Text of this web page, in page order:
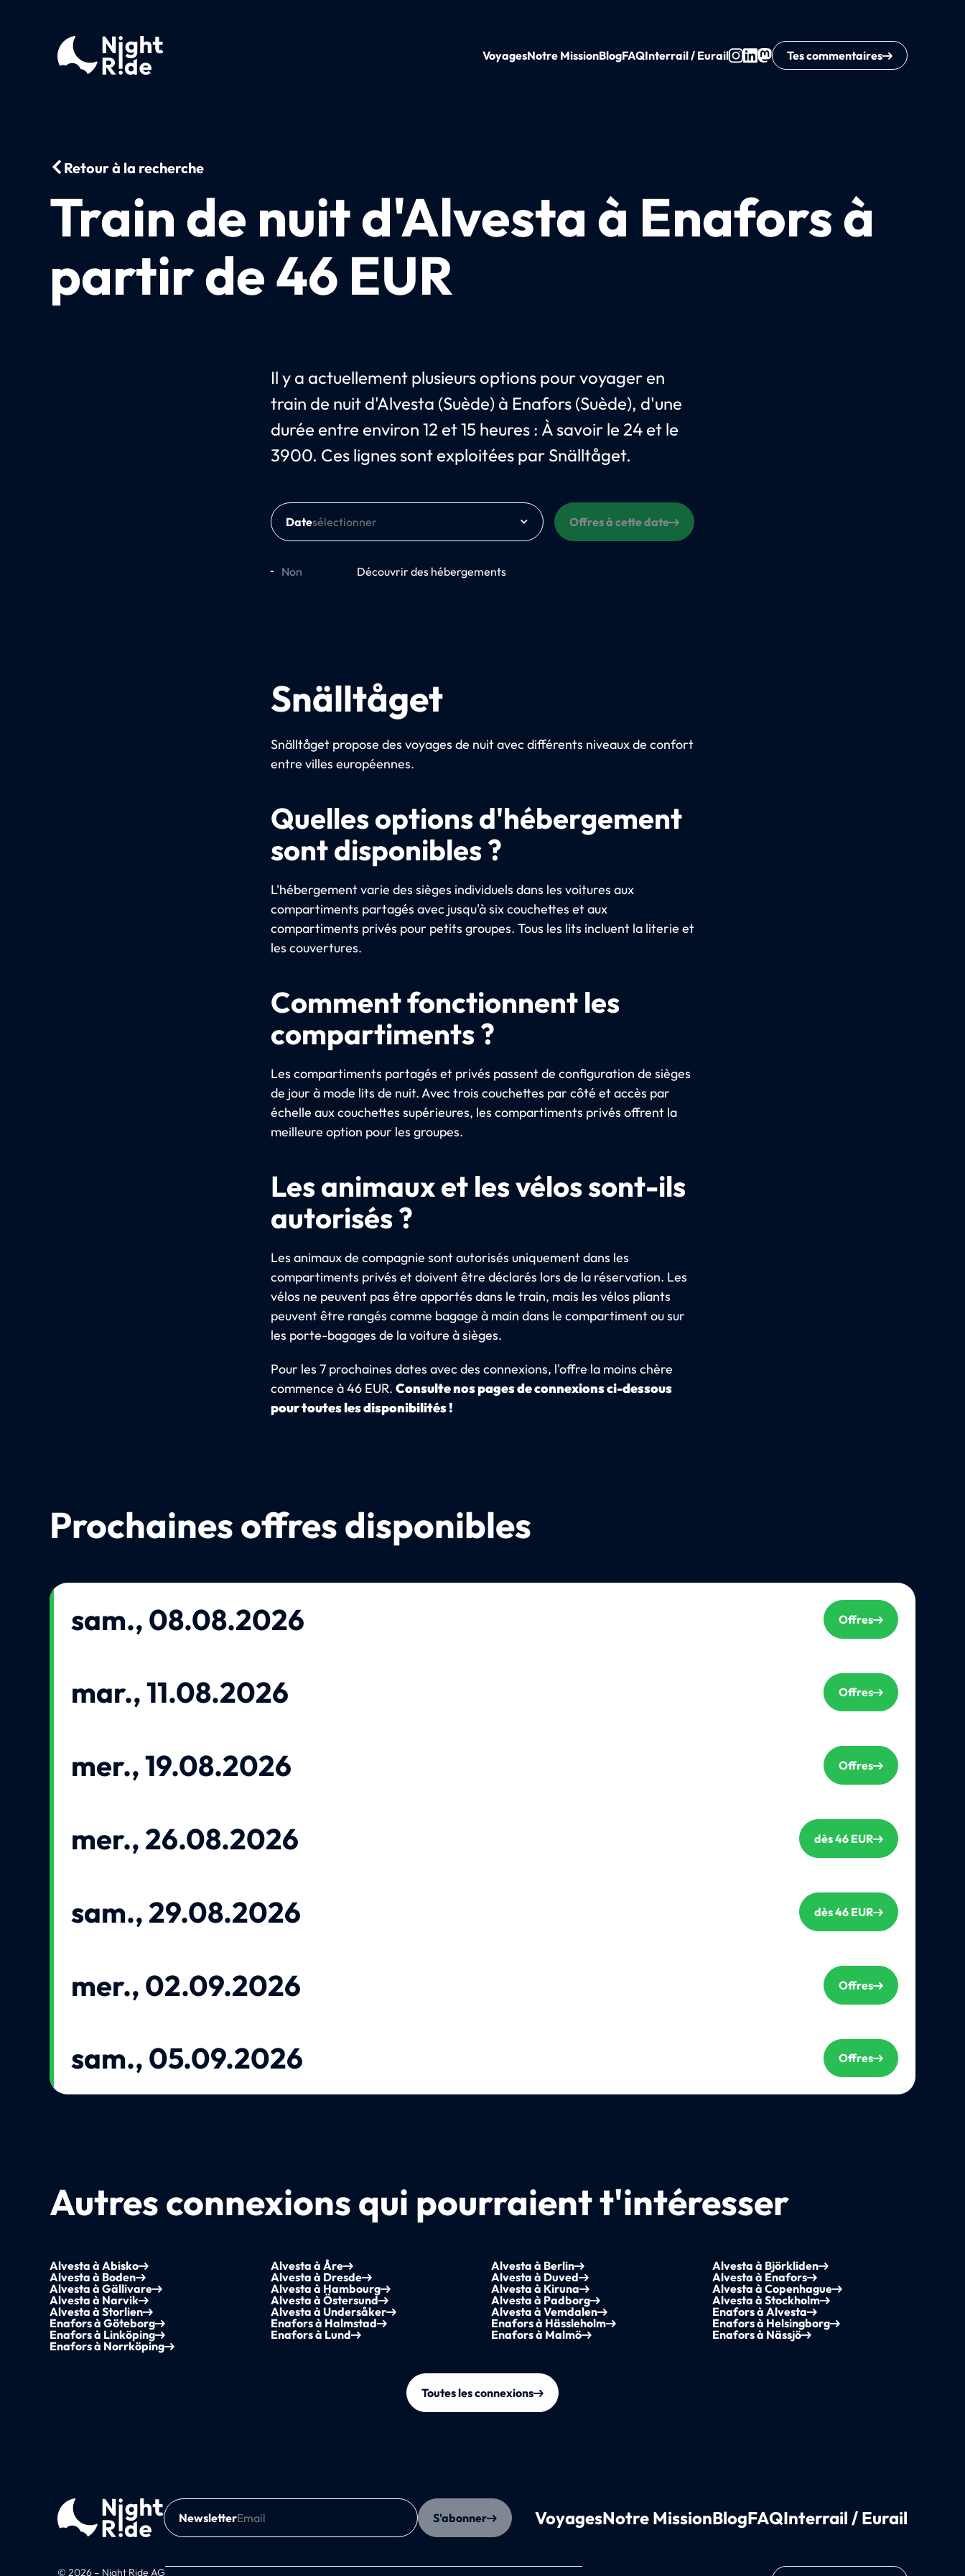
VoyagesNotre MissionBlogFAQInterrail / Eurail Tes commentaires
Retour à la recherche
Train de nuit d'Alvesta à Enafors à
partir de 46 EUR
Il y a actuellement plusieurs options pour voyager en
train de nuit d'Alvesta (Suède) à Enafors (Suède), d'une
durée entre environ 12 et 15 heures : À savoir le 24 et le
3900. Ces lignes sont exploitées par Snälltåget.
Date Offres à cette date
Non Découvrir des hébergements
Snälltåget
Snälltåget propose des voyages de nuit avec différents niveaux de confort
entre villes européennes.
Quelles options d'hébergement
sont disponibles ?
L'hébergement varie des sièges individuels dans les voitures aux
compartiments partagés avec jusqu'à six couchettes et aux
compartiments privés pour petits groupes. Tous les lits incluent la literie et
les couvertures.
Comment fonctionnent les
compartiments ?
Les compartiments partagés et privés passent de configuration de sièges
de jour à mode lits de nuit. Avec trois couchettes par côté et accès par
échelle aux couchettes supérieures, les compartiments privés offrent la
meilleure option pour les groupes.
Les animaux et les vélos sont-ils
autorisés ?
Les animaux de compagnie sont autorisés uniquement dans les
compartiments privés et doivent être déclarés lors de la réservation. Les
vélos ne peuvent pas être apportés dans le train, mais les vélos pliants
peuvent être rangés comme bagage à main dans le compartiment ou sur
les porte-bagages de la voiture à sièges.
Pour les 7 prochaines dates avec des connexions, l'offre la moins chère
commence à 46 EUR. Consulte nos pages de connexions ci-dessous
pour toutes les disponibilités !
Prochaines offres disponibles
sam., 08.08.2026 Offres
mar., 11.08.2026 Offres
mer., 19.08.2026 Offres
mer., 26.08.2026 dès 46 EUR
sam., 29.08.2026 dès 46 EUR
mer., 02.09.2026 Offres
sam., 05.09.2026 Offres
Autres connexions qui pourraient t'intéresser
Alvesta à Abisko Alvesta à Åre Alvesta à Berlin
Alvesta à Björkliden
Alvesta à Boden
Alvesta à Dresde Alvesta à Duved
Alvesta à Enafors
Alvesta à Gällivare
Alvesta à Hambourg Alvesta à Kiruna
Alvesta à Copenhague
Alvesta à Narvik
Alvesta à Östersund Alvesta à Padborg
Alvesta à Stockholm
Alvesta à Storlien
Alvesta à Undersåker Alvesta à Vemdalen
Enafors à Alvesta
Enafors à Göteborg
Enafors à Halmstad Enafors à Hässleholm
Enafors à Helsingborg
Enafors à Linköping
Enafors à Lund Enafors à Malmö
Enafors à Nässjö
Enafors à Norrköping
Toutes les connexions
Newsletter S'abonner VoyagesNotre MissionBlogFAQInterrail / Eurail
© 2026 – Night Ride AG